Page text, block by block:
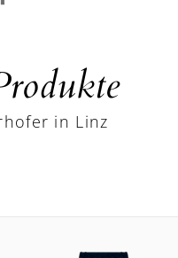
in Linz